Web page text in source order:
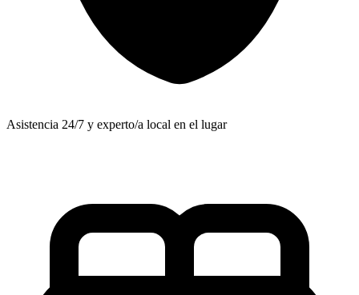
Asistencia 24/7 y experto/a local en el lugar